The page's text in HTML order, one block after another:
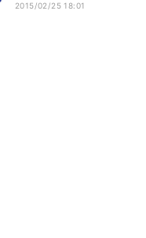
2015/02/25 18:01